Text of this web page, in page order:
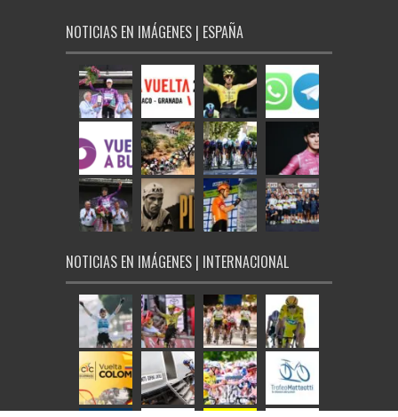
NOTICIAS EN IMÁGENES | ESPAÑA
NOTICIAS EN IMÁGENES | INTERNACIONAL